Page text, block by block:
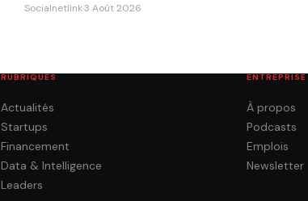
Socialnetlink·3 Août 2026
RUBRIQUES
Actualités
Startups
Financement
Data & Intelligence
Leaders
ENTREPRISE
À propos
Podcasts
Emplois
Newsletter